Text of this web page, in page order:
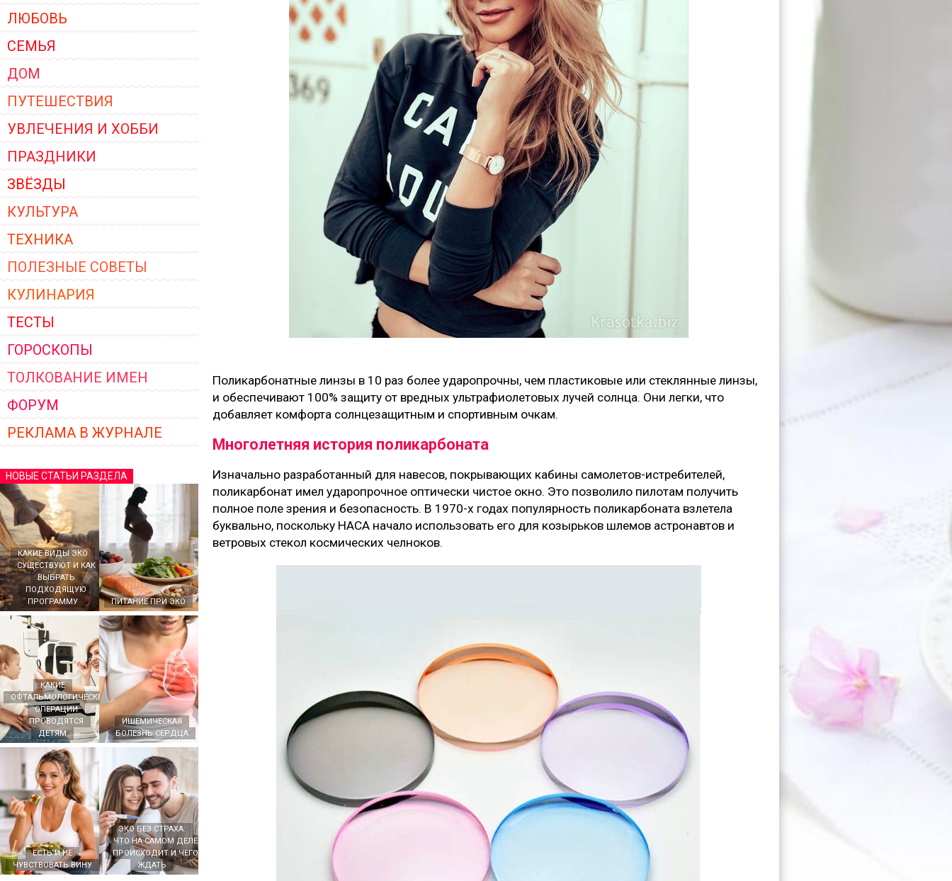
ЛЮБОВЬ
СЕМЬЯ
ДОМ
ПУТЕШЕСТВИЯ
УВЛЕЧЕНИЯ И ХОББИ
ПРАЗДНИКИ
ЗВЁЗДЫ
КУЛЬТУРА
ТЕХНИКА
ПОЛЕЗНЫЕ СОВЕТЫ
КУЛИНАРИЯ
ТЕСТЫ
ГОРОСКОПЫ
ТОЛКОВАНИЕ ИМЕН
ФОРУМ
РЕКЛАМА В ЖУРНАЛЕ
НОВЫЕ СТАТЬИ РАЗДЕЛА
КАКИЕ ВИДЫ ЭКО
СУЩЕСТВУЮТ И КАК
ВЫБРАТЬ
ПОДХОДЯЩУЮ
ПРОГРАММУ
ПИТАНИЕ ПРИ ЭКО
КАКИЕ
ОФТАЛЬМОЛОГИЧЕСКИЕ
ОПЕРАЦИИ
ПРОВОДЯТСЯ
ДЕТЯМ
ИШЕМИЧЕСКАЯ
БОЛЕЗНЬ СЕРДЦА
ЕСТЬ И НЕ
ЧУВСТВОВАТЬ ВИНУ
ЭКО БЕЗ СТРАХА:
ЧТО НА САМОМ ДЕЛЕ
ПРОИСХОДИТ И ЧЕГО
ЖДАТЬ
Поликарбонатные линзы в 10 раз более ударопрочны, чем пластиковые или стеклянные линзы,
и обеспечивают 100% защиту от вредных ультрафиолетовых лучей солнца. Они легки, что
добавляет комфорта солнцезащитным и спортивным очкам.
Многолетняя история поликарбоната
Изначально разработанный для навесов, покрывающих кабины самолетов-истребителей,
поликарбонат имел ударопрочное оптически чистое окно. Это позволило пилотам получить
полное поле зрения и безопасность. В 1970-х годах популярность поликарбоната взлетела
буквально, поскольку НАСА начало использовать его для козырьков шлемов астронавтов и
ветровых стекол космических челноков.